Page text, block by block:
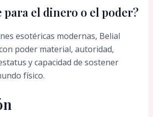
para el dinero o el poder?
esotéricas modernas, Belial
poder material, autoridad,
y capacidad de sostener
físico.